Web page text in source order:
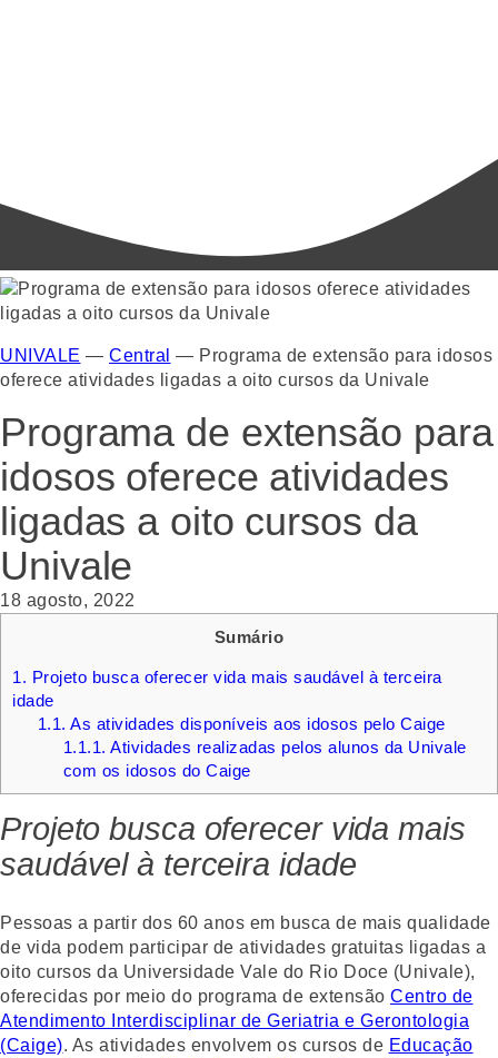
UNIVALE — Central — Programa de extensão para idosos
oferece atividades ligadas a oito cursos da Univale
Programa de extensão para
idosos oferece atividades
ligadas a oito cursos da
Univale
18 agosto, 2022
Sumário
1. Projeto busca oferecer vida mais saudável à terceira
idade
1.1. As atividades disponíveis aos idosos pelo Caige
1.1.1. Atividades realizadas pelos alunos da Univale
com os idosos do Caige
Projeto busca oferecer vida mais
saudável à terceira idade
Pessoas a partir dos 60 anos em busca de mais qualidade
de vida podem participar de atividades gratuitas ligadas a
oito cursos da Universidade Vale do Rio Doce (Univale),
oferecidas por meio do programa de extensão Centro de
Atendimento Interdisciplinar de Geriatria e Gerontologia
(Caige). As atividades envolvem os cursos de Educação